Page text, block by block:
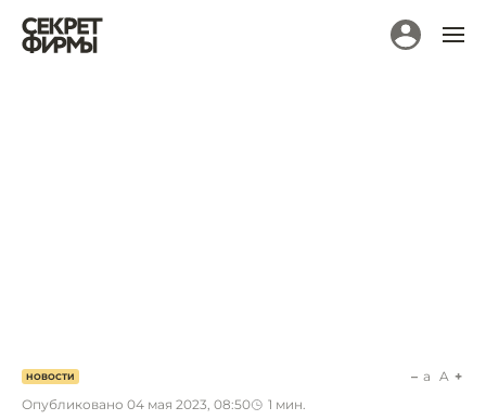
НОВОСТИ
Опубликовано 04 мая 2023, 08:50 1 мин.
a A